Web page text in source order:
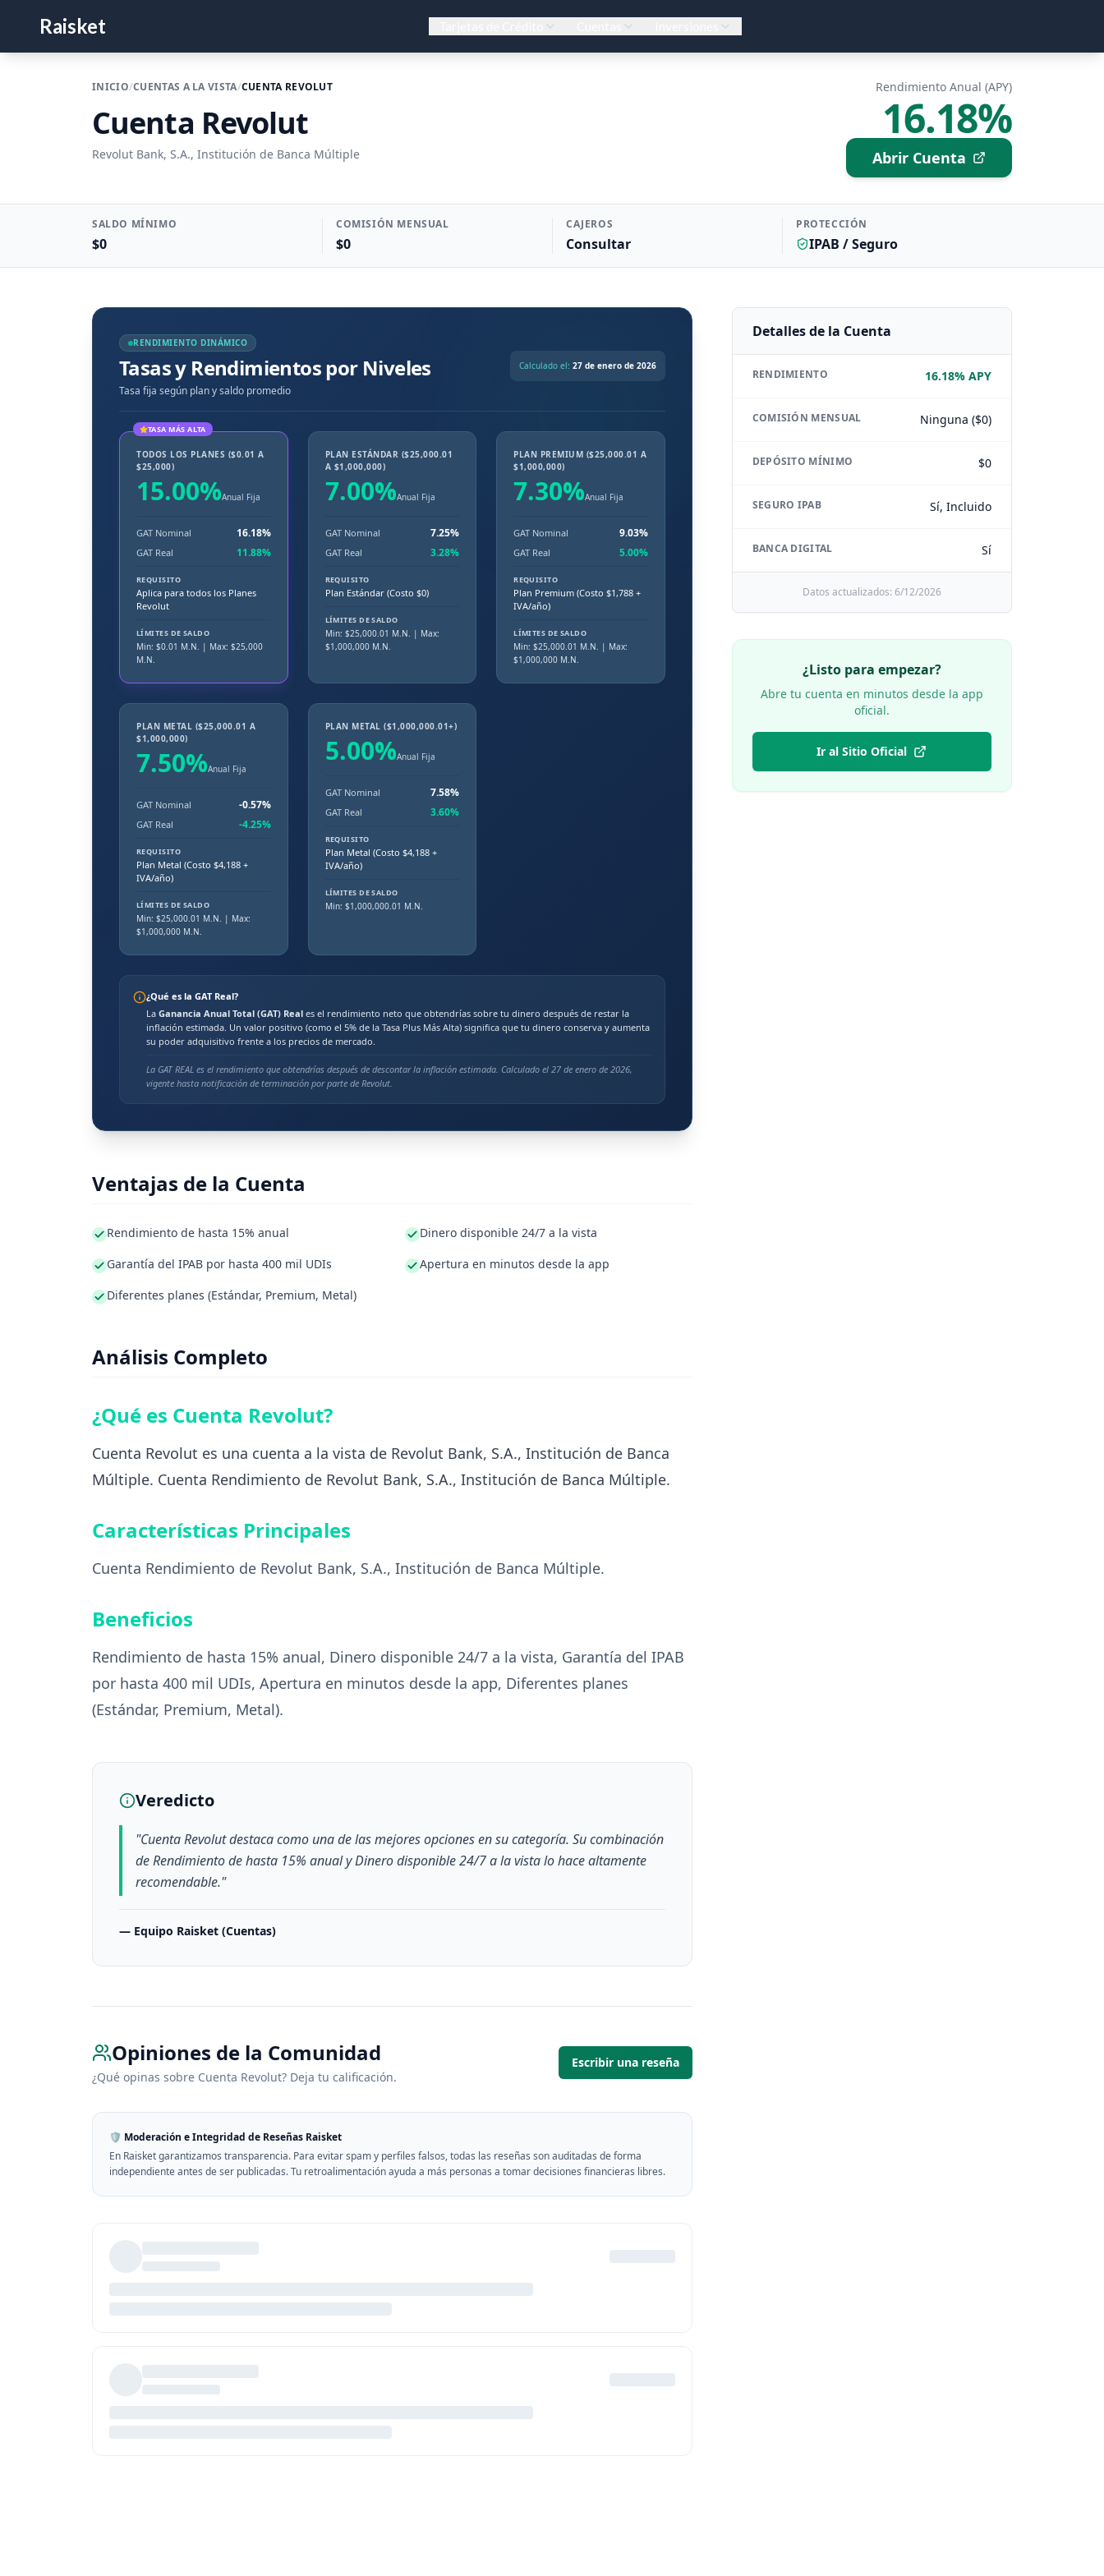
Raisket
INICIO/CUENTAS A LA VISTA/CUENTA REVOLUT
Cuenta Revolut
Revolut Bank, S.A., Institución de Banca Múltiple
Rendimiento Anual (APY)
16.18%
Abrir Cuenta
SALDO MÍNIMO
$0
COMISIÓN MENSUAL
$0
CAJEROS
Consultar
PROTECCIÓN
IPAB / Seguro
RENDIMIENTO DINÁMICO
Tasas y Rendimientos por Niveles
Tasa fija según plan y saldo promedio
Calculado el: 27 de enero de 2026
TASA MÁS ALTA
TODOS LOS PLANES ($0.01 A
$25,000)
15.00%Anual Fija
GAT Nominal 16.18%
GAT Real 11.88%
REQUISITO
Aplica para todos los Planes
Revolut
LÍMITES DE SALDO
Min: $0.01 M.N. | Max: $25,000
M.N.
PLAN ESTÁNDAR ($25,000.01
A $1,000,000)
7.00%Anual Fija
GAT Nominal 7.25%
GAT Real 3.28%
REQUISITO
Plan Estándar (Costo $0)
LÍMITES DE SALDO
Min: $25,000.01 M.N. | Max:
$1,000,000 M.N.
PLAN PREMIUM ($25,000.01 A
$1,000,000)
7.30%Anual Fija
GAT Nominal 9.03%
GAT Real 5.00%
REQUISITO
Plan Premium (Costo $1,788 +
IVA/año)
LÍMITES DE SALDO
Min: $25,000.01 M.N. | Max:
$1,000,000 M.N.
PLAN METAL ($25,000.01 A
$1,000,000)
7.50%Anual Fija
GAT Nominal -0.57%
GAT Real -4.25%
REQUISITO
Plan Metal (Costo $4,188 +
IVA/año)
LÍMITES DE SALDO
Min: $25,000.01 M.N. | Max:
$1,000,000 M.N.
PLAN METAL ($1,000,000.01+)
5.00%Anual Fija
GAT Nominal 7.58%
GAT Real 3.60%
REQUISITO
Plan Metal (Costo $4,188 +
IVA/año)
LÍMITES DE SALDO
Min: $1,000,000.01 M.N.
¿Qué es la GAT Real?
La Ganancia Anual Total (GAT) Real es el rendimiento neto que obtendrías sobre tu dinero después de restar la
inflación estimada. Un valor positivo (como el 5% de la Tasa Plus Más Alta) significa que tu dinero conserva y aumenta
su poder adquisitivo frente a los precios de mercado.
La GAT REAL es el rendimiento que obtendrías después de descontar la inflación estimada. Calculado el 27 de enero de 2026,
vigente hasta notificación de terminación por parte de Revolut.
Ventajas de la Cuenta
Rendimiento de hasta 15% anual
Dinero disponible 24/7 a la vista
Garantía del IPAB por hasta 400 mil UDIs
Apertura en minutos desde la app
Diferentes planes (Estándar, Premium, Metal)
Análisis Completo
¿Qué es Cuenta Revolut?
Cuenta Revolut es una cuenta a la vista de Revolut Bank, S.A., Institución de Banca
Múltiple. Cuenta Rendimiento de Revolut Bank, S.A., Institución de Banca Múltiple.
Características Principales
Cuenta Rendimiento de Revolut Bank, S.A., Institución de Banca Múltiple.
Beneficios
Rendimiento de hasta 15% anual, Dinero disponible 24/7 a la vista, Garantía del IPAB
por hasta 400 mil UDIs, Apertura en minutos desde la app, Diferentes planes
(Estándar, Premium, Metal).
Veredicto
"Cuenta Revolut destaca como una de las mejores opciones en su categoría. Su combinación
de Rendimiento de hasta 15% anual y Dinero disponible 24/7 a la vista lo hace altamente
recomendable."
— Equipo Raisket (Cuentas)
Opiniones de la Comunidad
¿Qué opinas sobre Cuenta Revolut? Deja tu calificación.
Escribir una reseña
🛡️ Moderación e Integridad de Reseñas Raisket
En Raisket garantizamos transparencia. Para evitar spam y perfiles falsos, todas las reseñas son auditadas de forma
independiente antes de ser publicadas. Tu retroalimentación ayuda a más personas a tomar decisiones financieras libres.
Detalles de la Cuenta
RENDIMIENTO 16.18% APY
COMISIÓN MENSUAL Ninguna ($0)
DEPÓSITO MÍNIMO $0
SEGURO IPAB Sí, Incluido
BANCA DIGITAL Sí
Datos actualizados: 6/12/2026
¿Listo para empezar?
Abre tu cuenta en minutos desde la app
oficial.
Ir al Sitio Oficial